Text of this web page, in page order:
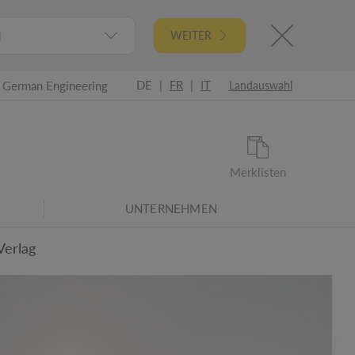
WEITER
German Engineering DE | FR | IT Landauswahl
Merklisten
UNTERNEHMEN